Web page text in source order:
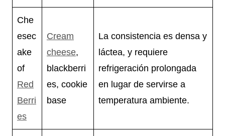
Che
esec
ake
of
Red
Berri
es
Cream
cheese,
blackberri
es, cookie
base
La consistencia es densa y
láctea, y requiere
refrigeración prolongada
en lugar de servirse a
temperatura ambiente.